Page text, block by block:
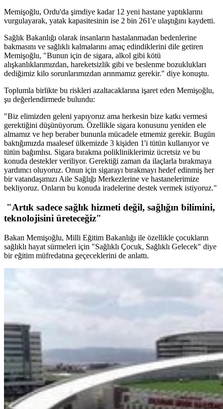
Memişoğlu, Ordu'da şimdiye kadar 12 yeni hastane yaptıklarını
vurgulayarak, yatak kapasitesinin ise 2 bin 261'e ulaştığını kaydetti.
Sağlık Bakanlığı olarak insanların hastalanmadan bedenlerine
bakmasını ve sağlıklı kalmalarını amaç edindiklerini dile getiren
Memişoğlu, "Bunun için de sigara, alkol gibi kötü
alışkanlıklarımızdan, hareketsizlik gibi ve beslenme bozuklukları
dediğimiz kilo sorunlarımızdan arınmamız gerekir." diye konuştu.
Toplumla birlikte bu riskleri azaltacaklarına işaret eden Memişoğlu,
şu değerlendirmede bulundu:
"Biz elimizden geleni yapıyoruz ama herkesin bize katkı vermesi
gerektiğini düşünüyorum. Özellikle sigara konusunu yeniden ele
almamız ve hep beraber bununla mücadele etmemiz gerekir. Bugün
baktığımızda maalesef ülkemizde 3 kişiden 1'i tütün kullanıyor ve
tütün bağımlısı. Sigara bırakma polikliniklerimiz ücretsiz ve bu
konuda destekler veriliyor. Gerektiği zaman da ilaçlarla bırakmaya
yardımcı oluyoruz. Onun için sigarayı bırakmayı hedef edinmiş her
bir vatandaşımızı Aile Sağlığı Merkezlerine ve hastanelerimize
bekliyoruz. Onların bu konuda iradelerine destek vermek istiyoruz."
"Artık sadece sağlık hizmeti değil, sağlığın bilimini,
teknolojisini üreteceğiz"
Bakan Memişoğlu, Milli Eğitim Bakanlığı ile özellikle çocukların
sağlıklı hayat sürmeleri için "Sağlıklı Çocuk, Sağlıklı Gelecek" diye
bir eğitim müfredatına geçeceklerini de anlattı.